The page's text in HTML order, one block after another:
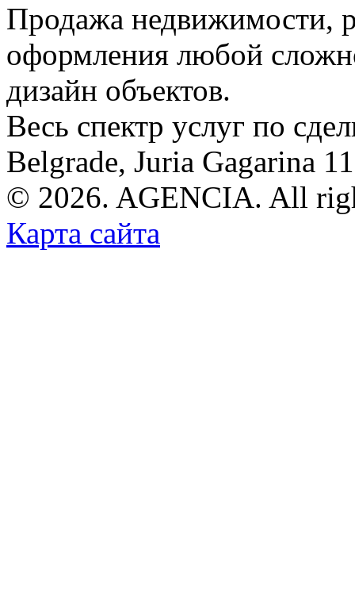
Продажа недвижимости,
оформления любой
дизайн объектов.
Весь спектр услуг по
Belgrade, Juria Gagarina
© 2026. AGENCIA. All
Карта сайта